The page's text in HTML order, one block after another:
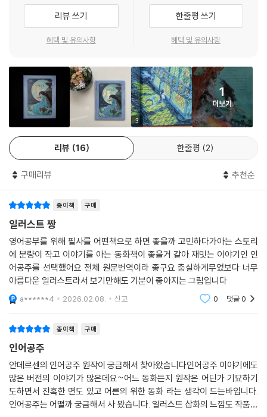
왕자의 마음은 온통 해변에서 만났던 소녀에게 기울어져 있습니다. 그 소
녀가 자신의 목숨을 구해 준 사람이라고 생각하고 있기 때문입니다. 인어
공주의 사랑은 이루어질 수 있을까요?
안데르센은 사랑했지만 맺어질 수 없었던 ‘리보’라는 여성을 그리며 자신
의 분신을 표현하는 마음으로『인어공주』를 썼다고 합니다. 그래서일까요?
인어공주의 사랑 이야기는 짧은 분량에도 불구하고 읽는 사람들에게 진정
성을 느끼게 하고 큰 울림을 가져다 주어 지금까지도 연극, 영화, 애니메이
션 등으로 만들어지고 있으며, 다른 사랑 이야기에도 많은 영향을 주었습
니다.
소장하고 있는 화가 찰스 산토레가 그림을 그린 판본으로, 아름다운 인어
보 스타일로 그려 내 화려함과 웅장함을 한껏 뽐냅니다. 아르누보 양식이
란 유럽의 전통적 양식을 거부하고, 자연으로부터 영감을 얻어 자유로운
아름다움을 표현하고자 한 미술 풍조로 담쟁이덩굴 등의 식물이나 불꽃,
물결 무늬 등을 이용해 유연하고 부드러우면서도 화려한 그림들을 탄생시
켰습니다. 찰스 산토레는 대표적인 아르누보 화가인 알폰tm 무하와 오스
카 와일드의 『살로메』 삽화를 그린 것으로 유명한 오브리 비어즐리, 그리
고 구스타프 클림트의 그림 등에서 영향을 받아 『인어공주』를 그렸습니다.
텍스트에 따른 그림의 색채 변화를 살펴보는 것도 이 책을 보는 포인트입
니다. 찰스 산토레는 창백함을 간직한 신비로운 푸른색과 녹색으로 바다의
왕이 사는 세계를 표현하고, 햇빛을 연상시키는 금색과 붉은색으로 왕자가
사는 인간 세계를 표현했습니다. 또한 세심한 연출로 가득한 이 책은 페이
지를 채운 색만으로도 인어공주가 겪는 심리의 변화를 느낄 수 있게 구성
되어 있습니다. 바다 아래에서 인간 세계를 모르고 살 때의 인어공주가 등
장할 때는 바탕색을 푸른 색조로(본문 26~27쪽, 34~35쪽), 바다 위 인
리뷰 쓰기
혜택 및 유의사항
한줄평 쓰기
혜택 및 유의사항
3
1
더보기
리뷰 16 한줄평 2
구매리뷰 추천순
종이책 구매
일러스트 짱
영어공부를 위해 필사를 어떤책으로 하면 좋을까 고민하다가아는 스토리
에 분량이 작고 이야기를 아는 동화책이 좋을거 같아 재밋는 이야기인 인
어공주를 선택했어요 전체 원문번역이라 좋구요 충실하게무었보다 너무
아름다운 일러스트라서 보기만해도 기분이 좋아지는 그림입니다
a******4 2026.02.08. 신고 0 댓글0
종이책 구매
인어공주
안데르센의 인어공주 원작이 궁금해서 찾아왔습니다인어공주 이야기에도
많은 버전의 이야기가 많은데요~어느 동화든지 원작은 어딘가 기묘하기
도하면서 잔혹한 면도 있고 어른의 위한 동화 라는 생각이 드는바입니다.
인어공주는 어떨까 궁금해서 사 봤습니다. 일러스트 삽화의 느낌도 작품이